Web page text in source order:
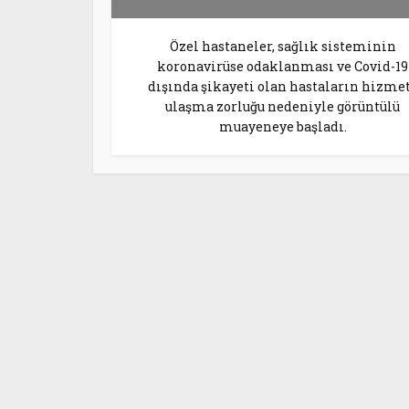
Özel hastaneler, sağlık sisteminin
koronavirüse odaklanması ve Covid-19
dışında şikayeti olan hastaların
ulaşma zorluğu nedeniyle görüntülü
muayeneye başladı.